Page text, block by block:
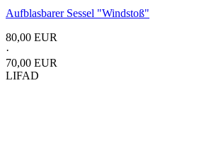
Aufblasbarer Sessel "Windstoß"
80,00 EUR
·
70,00 EUR
LIFAD